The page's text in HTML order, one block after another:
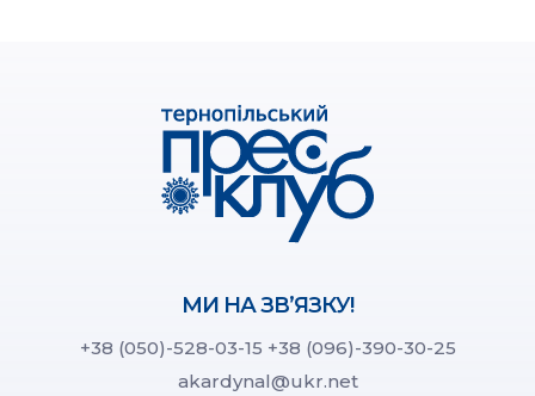
МИ НА ЗВ’ЯЗКУ!
+38 (050)-528-03-15 +38 (096)-390-30-25
akardynal@ukr.net